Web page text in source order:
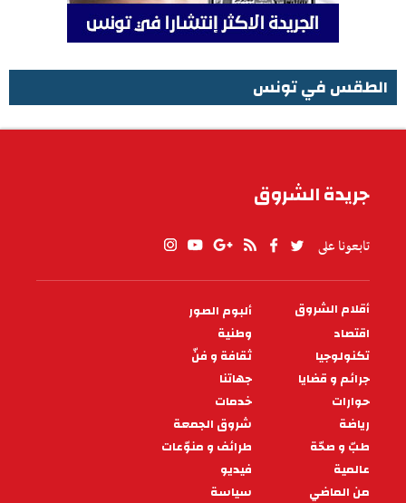
الطقس في تونس
جريدة الشروق
تابعونا على
PIED
DE
PAGE
أقلام الشروق
ألبوم الصور
اقتصاد
وطنية
تكنولوجيا
ثقافة و فنّ
جرائم و قضايا
جهاتنا
حوارات
خدمات
رياضة
شروق الجمعة
طبّ و صحّة
طرائف و منوّعات
عالمية
فيديو
من الماضي
سياسة